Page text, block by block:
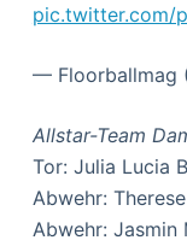
pic.twitter.com/
— Floorballmag
Allstar-Team
Tor: Julia Lucia
Abwehr:
Abwehr: Jasmin